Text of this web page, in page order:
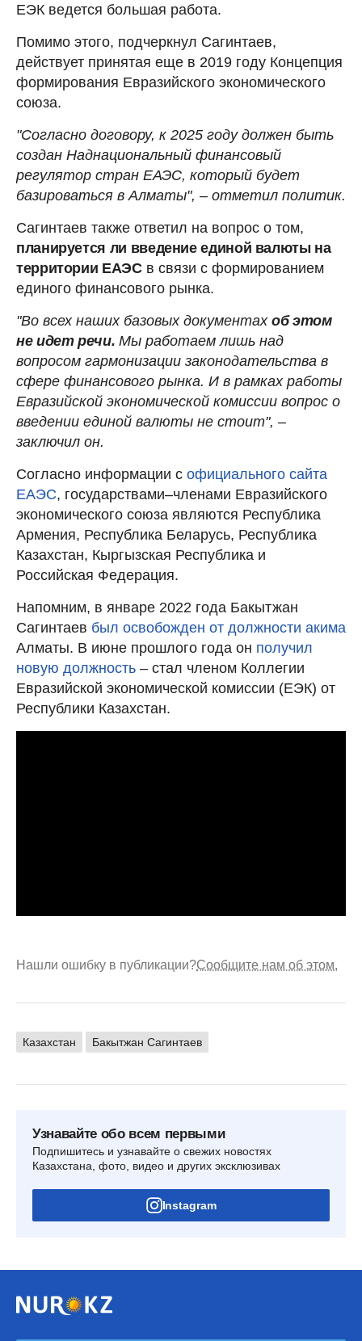
ЕЭК ведется большая работа.
Помимо этого, подчеркнул Сагинтаев,
действует принятая еще в 2019 году Концепция
формирования Евразийского экономического
союза.
"Согласно договору, к 2025 году должен быть
создан Наднациональный финансовый
регулятор стран ЕАЭС, который будет
базироваться в Алматы", – отметил политик.
Сагинтаев также ответил на вопрос о том,
планируется ли введение единой валюты на
территории ЕАЭСв связи с формированием
единого финансового рынка.
"Во всех наших базовых документах об этом
не идет речи. Мы работаем лишь над
вопросом гармонизации законодательства в
сфере финансового рынка. И в рамках работы
Евразийской экономической комиссии вопрос о
введении единой валюты не стоит", –
заключил он.
Согласно информации с официального сайта
ЕАЭС, государствами–членами Евразийского
экономического союза являются Республика
Армения, Республика Беларусь, Республика
Казахстан, Кыргызская Республика и
Российская Федерация.
Напомним, в январе 2022 года Бакытжан
Сагинтаев был освобожден от должности акима
Алматы. В июне прошлого года он получил
новую должность – стал членом Коллегии
Евразийской экономической комиссии (ЕЭК) от
Республики Казахстан.
Нашли ошибку в публикации?Сообщите нам об этом.
Казахстан Бакытжан Сагинтаев
Узнавайте обо всем первыми
Подпишитесь и узнавайте о свежих новостях
Казахстана, фото, видео и других эксклюзивах
Instagram